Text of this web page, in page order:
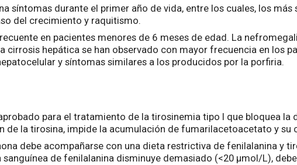
síntomas durante el primer año de vida, entre los cuales, los
del crecimiento y raquitismo.
en pacientes menores de 6 meses de edad. La
hepática se han observado con mayor frecuencia en los
y síntomas similares a los producidos por la porfiria.
para el tratamiento de la tirosinemia tipo I que bloquea la
de la tirosina, impide la acumulación de fumarilacetoacetato y su
debe acompañarse con una dieta restrictiva de fenilalanina y
de fenilalanina disminuye demasiado (<20 μmol/L),